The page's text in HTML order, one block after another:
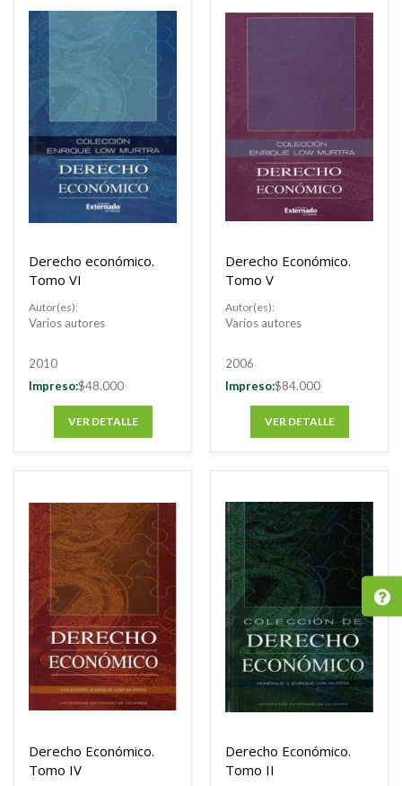
Derecho económico.
Tomo VI
Autor(es):
Varios autores
2010
Impreso:$48.000
VER DETALLE
Derecho Económico.
Tomo V
Autor(es):
Varios autores
2006
Impreso:$84.000
VER DETALLE
Derecho Económico.
Tomo IV
Derecho Económico.
Tomo II